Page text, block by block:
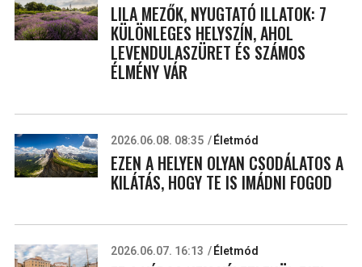
LILA MEZŐK, NYUGTATÓ ILLATOK: 7
KÜLÖNLEGES HELYSZÍN, AHOL
LEVENDULASZÜRET ÉS SZÁMOS
ÉLMÉNY VÁR
2026.06.08. 08:35 Életmód
EZEN A HELYEN OLYAN CSODÁLATOS A
KILÁTÁS, HOGY TE IS IMÁDNI FOGOD
2026.06.07. 16:13 Életmód